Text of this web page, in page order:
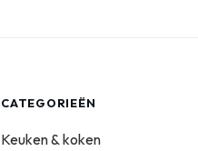
CATEGORIEËN
Keuken & koken